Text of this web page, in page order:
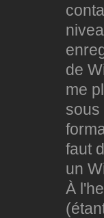
de
me
sous
faut
un
À